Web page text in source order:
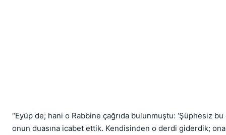
“Eyüp de; hani o Rabbine çağrıda bulunmuştu: ‘Şüphesiz
onun duasına icabet ettik. Kendisinden o derdi giderdik;